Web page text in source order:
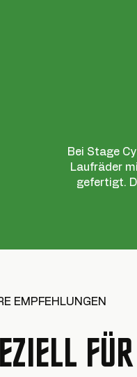
Bei Stage
Laufräder
gefertigt.
EMPFEHLUNGEN